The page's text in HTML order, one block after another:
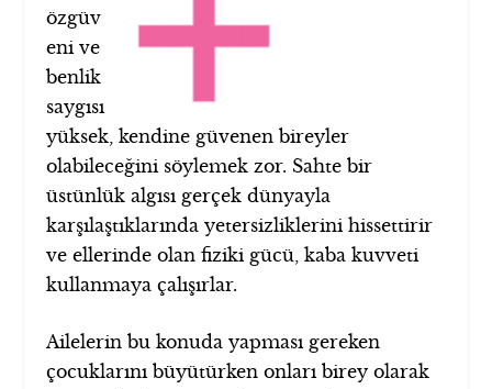
özgüv
eni ve
benlik
saygısı
yüksek, kendine güvenen bireyler
olabileceğini söylemek zor. Sahte bir
üstünlük algısı gerçek dünyayla
karşılaştıklarında yetersizliklerini hissettirir
ve ellerinde olan fiziki gücü, kaba kuvveti
kullanmaya çalışırlar.
Ailelerin bu konuda yapması gereken
çocuklarını büyütürken onları birey olarak